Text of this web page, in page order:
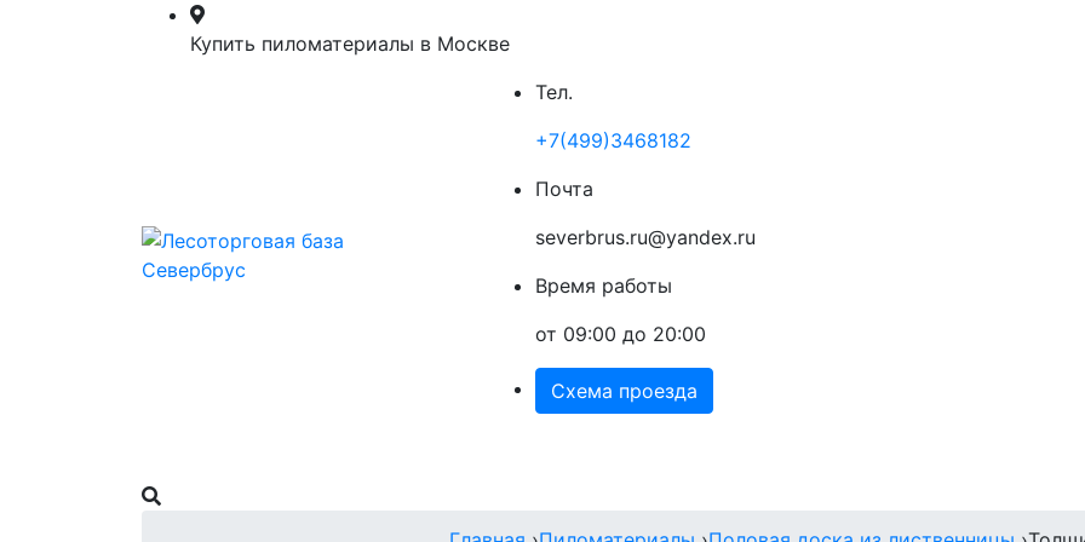
Купить пиломатериалы в Москве
Тел.
+7(499)3468182
Почта
severbrus.ru@yandex.ru
Время работы
от 09:00 до 20:00
Схема проезда